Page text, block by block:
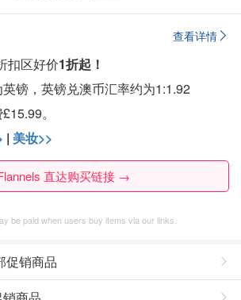
查看详情
扣区好价1折起！
镑，英镑兑澳币汇率约为1:1.92
。
| 美妆>>
直达购买链接 →
be paid when users buy items via our links.
促销商品